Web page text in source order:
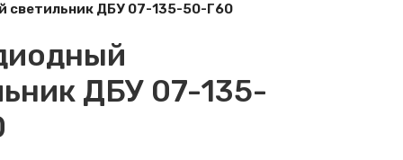
светильник ДБУ 07-135-50-Г60
ДБУ 07-135-